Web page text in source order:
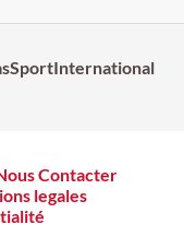
SportInternational
Contacter
legales